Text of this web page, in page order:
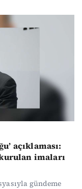
Rıfat Bali,
rahatımız
açıklaması:
imaları
gündeme